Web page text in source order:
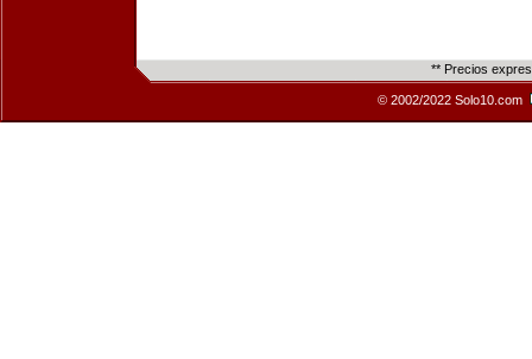
** Precios
© 2002/2022 Solo10.com